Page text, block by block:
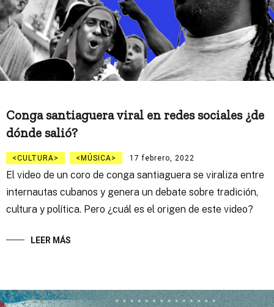
Conga santiaguera viral en redes sociales ¿de
dónde salió?
CULTURA MÚSICA 17 febrero, 2022
El video de un coro de conga santiaguera se viraliza entre
internautas cubanos y genera un debate sobre tradición,
cultura y política. Pero ¿cuál es el origen de este video?
LEER MÁS